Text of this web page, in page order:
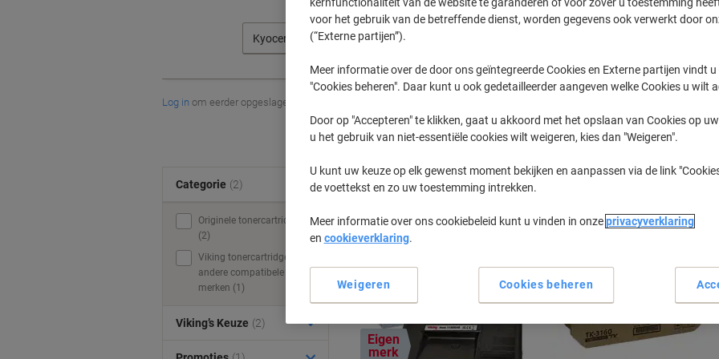
Kyocera
Log in om eerder opgeslagen printers en/of eerder gekochte cartridges te tonen
Kyocera Ecosys P 3050 DN Printer
Sorteer op:
Eigen
merk
Categorie (2)
Originele tonercartridges
(2)
Viking tonercartridges &
andere compatibele
merken (1)
Viking’s Keuze (2)
kernfunctionaliteit van de website te garanderen of voor zover u toestemming
voor het gebruik van de betreffende dienst, worden gegevens ook verwerkt door
(“Externe partijen”).
Meer informatie over de door ons geïntegreerde Cookies en Externe partijen vindt u
"Cookies beheren". Daar kunt u ook gedetailleerder aangeven welke Cookies u wilt
Door op "Accepteren" te klikken, gaat u akkoord met het opslaan van Cookies op
u het gebruik van niet-essentiële cookies wilt weigeren, kies dan "Weigeren".
U kunt uw keuze op elk gewenst moment bekijken en aanpassen via de link
de voettekst en zo uw toestemming intrekken.
Meer informatie over ons cookiebeleid kunt u vinden in onzeprivacyverklaring
en cookieverklaring.
Cookies beheren
Weigeren